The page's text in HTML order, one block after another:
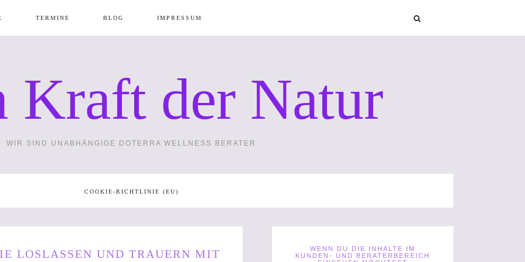
1
TERMINE BLOG IMPRESSUM
Kraft der Natur
WIR SIND UNABHÄNGIGE DOTERRA WELLNESS BERATER
COOKIE-RICHTLINIE (EU)
LOSLASSEN UND TRAUERN MIT
WENN DU DIE INHALTE IM
KUNDEN- UND BERATERBEREICH